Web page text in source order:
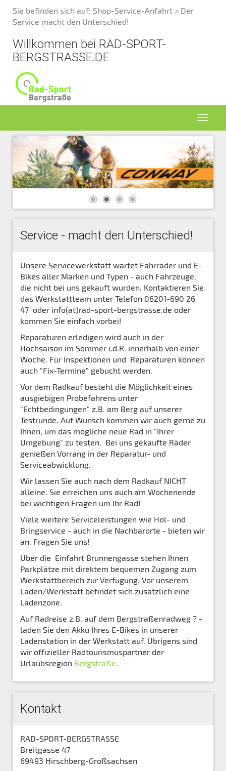
Sie befinden sich auf: Shop-Service-Anfahrt > Der
Service macht den Unterschied!
Willkommen bei RAD-SPORT-
BERGSTRASSE.DE
Service - macht den Unterschied!
Unsere Servicewerkstatt wartet Fahrräder und E-
Bikes aller Marken und Typen - auch Fahrzeuge,
die nicht bei uns gekauft wurden. Kontaktieren Sie
das Werkstattteam unter Telefon 06201-690 26
47 oder info(at)rad-sport-bergstrasse.de oder
kommen Sie einfach vorbei!
Reparaturen erledigen wird auch in der
Hochsaison im Sommer i.d.R. innerhalb von einer
Woche. Für Inspektionen und Reparaturen können
auch "Fix-Termine" gebucht werden.
Vor dem Radkauf besteht die Möglichkeit eines
ausgiebigen Probefahrens unter
"Echtbedingungen" z.B. am Berg auf unserer
Testrunde. Auf Wunsch kommen wir auch gerne zu
Ihnen, um das mögliche neue Rad in "Ihrer
Umgebung" zu testen. Bei uns gekaufte Räder
genießen Vorrang in der Reparatur- und
Serviceabwicklung.
Wir lassen Sie auch nach dem Radkauf NICHT
alleine. Sie erreichen uns auch am Wochenende
bei wichtigen Fragen um Ihr Rad!
Viele weitere Serviceleistungen wie Hol- und
Bringservice - auch in die Nachbarorte - bieten wir
an. Fragen Sie uns!
Über die Einfahrt Brunnengasse stehen Ihnen
Parkplätze mit direktem bequemen Zugang zum
Werkstattbereich zur Verfügung. Vor unserem
Laden/Werkstatt befindet sich zusätzlich eine
Ladenzone.
Auf Radreise z.B. auf dem Bergstraßenradweg ? -
laden Sie den Akku Ihres E-Bikes in unserer
Ladenstation in der Werkstatt auf. Übrigens sind
wir offizieller Radtourismuspartner der
Urlaubsregion Bergstraße
Kontakt
RAD-SPORT-BERGSTRASSE
Breitgasse 47
69493 Hirschberg-Großsachsen